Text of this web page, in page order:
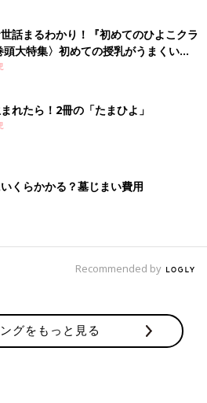
話まるわかり！『初めてのひよこクラ
頭大特集〉初めての授乳がうまくい
ミルクの基本と夏のトラブル 解決テ
れたら！2冊の「たまひよ」
くらかかる？墓じまい費用
Recommended by
グをもっと見る